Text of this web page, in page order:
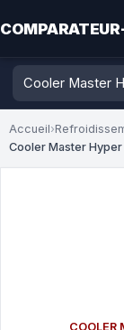
Accueil›
Cooler Master
COOLER